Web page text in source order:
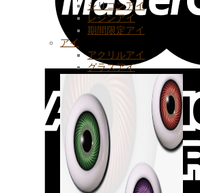
シリコンアイ
レジンアイ
期間限定アイ
アイ
アクリルアイ
グラスアイ